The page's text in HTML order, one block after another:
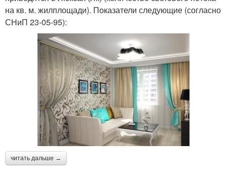
на кв. м. жилплощади). Показатели следующие (согласно
СНиП 23-05-95):
читать дальше →